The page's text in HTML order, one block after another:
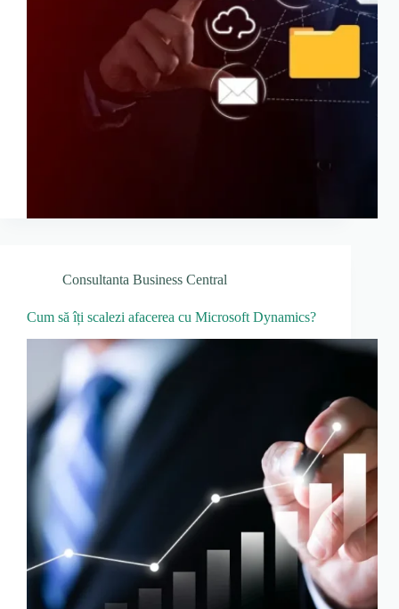
Consultanta Business Central
Cum să îți scalezi afacerea cu Microsoft Dynamics?